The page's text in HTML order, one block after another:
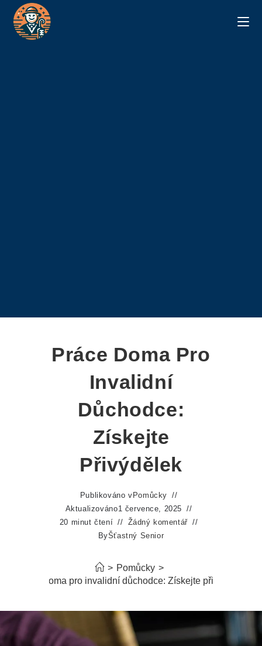
Práce Doma Pro
Invalidní
Důchodce:
Získejte
Přivýdělek
Publikováno v Pomůcky
Aktualizováno1 července, 2025
20 minut čtení
Žádný komentář
ByŠťastný Senior
> Pomůcky >
Práce doma pro invalidní důchodce: Získejte přivýdělek